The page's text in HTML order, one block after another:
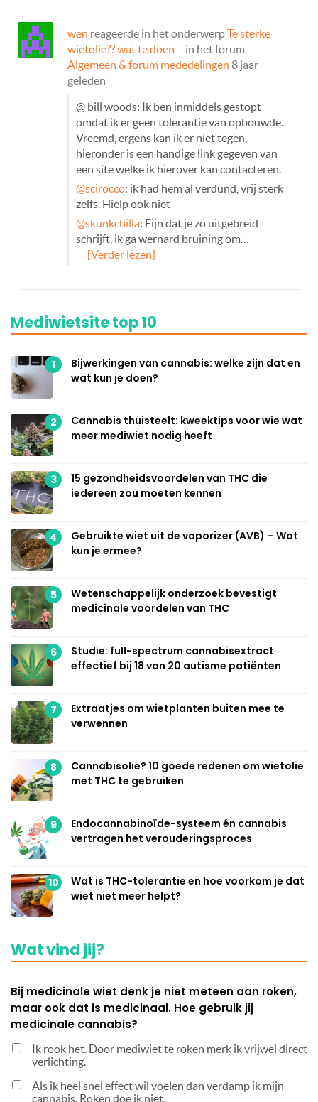
wen reageerde in het onderwerpTe sterke
wietolie?? wat te doen…
in het forum
Algemeen & forum mededelingen 8 jaar
geleden
@ bill woods: Ik ben inmiddels gestopt
omdat ik er geen tolerantie van opbouwde.
Vreemd, ergens kan ik er niet tegen,
hieronder is een handige link gegeven van
een site welke ik hierover kan contacteren.
@scirocco: ik had hem al verdund, vrij sterk
zelfs. Hielp ook niet
@skunkchilla: Fijn dat je zo uitgebreid
schrijft, ik ga wernard bruining om…
[Verder lezen]
Mediwietsite top 10
1
Bijwerkingen van cannabis: welke zijn dat en
wat kun je doen?
2
Cannabis thuisteelt: kweektips voor wie wat
meer mediwiet nodig heeft
3
15 gezondheidsvoordelen van THC die
iedereen zou moeten kennen
4
Gebruikte wiet uit de vaporizer (AVB) – Wat
kun je ermee?
5
Wetenschappelijk onderzoek bevestigt
medicinale voordelen van THC
6
Studie: full-spectrum cannabisextract
effectief bij 18 van 20 autisme patiënten
7
Extraatjes om wietplanten buiten mee te
verwennen
8
Cannabisolie? 10 goede redenen om wietolie
met THC te gebruiken
9
Endocannabinoïde-systeem én cannabis
vertragen het verouderingsproces
10
Wat is THC-tolerantie en hoe voorkom je dat
wiet niet meer helpt?
Wat vind jij?
Bij medicinale wiet denk je niet meteen aan roken,
maar ook dat is medicinaal. Hoe gebruik jij
medicinale cannabis?
Ik rook het. Door mediwiet te roken merk ik vrijwel direct
verlichting.
Als ik heel snel effect wil voelen dan verdamp ik mijn
cannabis. Roken doe ik niet.